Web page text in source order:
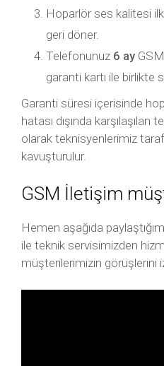
Hoparlör ses kalitesi
geri döner.
Telefonunuz 6 ay
garanti kartı ile birlikte
Garanti süresi içerisinde
hatası dışında
olarak teknisyenlerimiz
kavuşturulur.
GSM İletişim
Hemen aşağıda
ile teknik servisimizden
müşterilerimizin görüşlerini